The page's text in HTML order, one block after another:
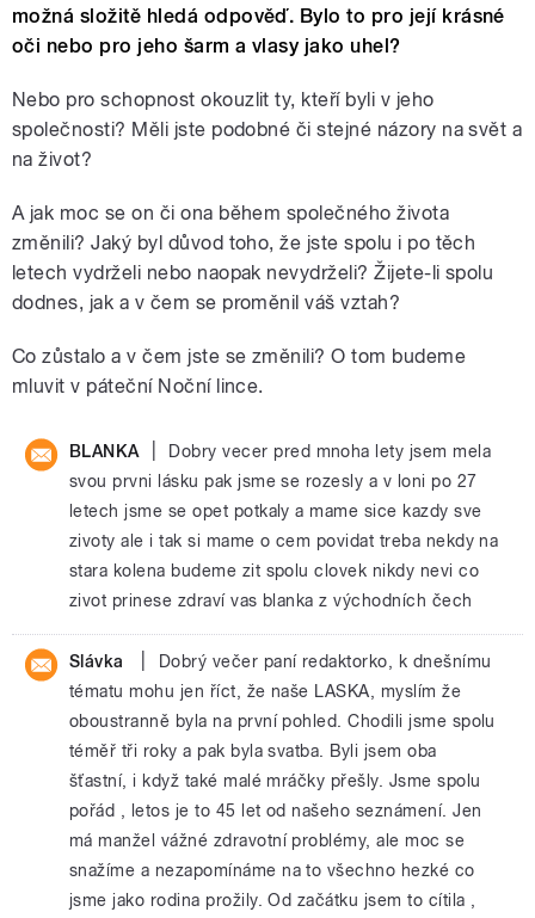
možná složitě hledá odpověď. Bylo to pro její krásné
oči nebo pro jeho šarm a vlasy jako uhel?
Nebo pro schopnost okouzlit ty, kteří byli v jeho
společnosti? Měli jste podobné či stejné názory na svět a
na život?
A jak moc se on či ona během společného života
změnili?Jaký byl důvod toho, že jste spolu i po těch
letech vydrželi nebo naopak nevydrželi? Žijete-li spolu
dodnes, jak a v čem se proměnil váš vztah?
Co zůstalo a v čem jste se změnili?O tom budeme
mluvit v páteční Noční lince.
BLANKA
Dobry vecer pred mnoha lety jsem mela
svou prvni lásku pak jsme se rozesly a v loni po 27
letech jsme se opet potkaly a mame sice kazdy sve
zivoty ale i tak si mame o cem povidat treba nekdy na
stara kolena budeme zit spolu clovek nikdy nevi co
zivot prinese zdraví vas blanka z východních čech
Slávka
Dobrý večer paní redaktorko, k dnešnímu
tématu mohu jen říct, že naše LASKA, myslím že
oboustranně byla na první pohled. Chodili jsme spolu
téměř tři roky a pak byla svatba. Byli jsem oba
šťastní, i když také malé mráčky přešly. Jsme spolu
pořád , letos je to 45 let od našeho seznámení. Jen
má manžel vážné zdravotní problémy, ale moc se
snažíme a nezapomínáme na to všechno hezké co
jsme jako rodina prožily. Od začátku jsem to cítila ,